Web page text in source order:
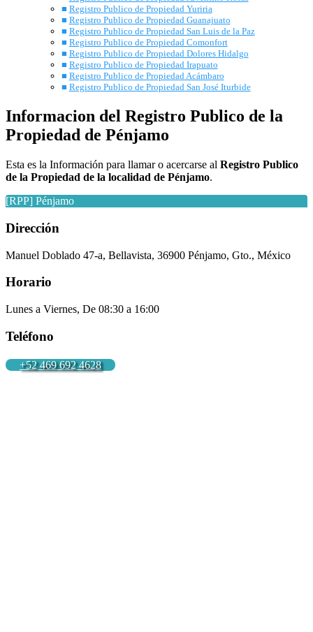
Registro Publico de Propiedad Yuriria
Registro Publico de Propiedad Guanajuato
Registro Publico de Propiedad San Luis de la Paz
Registro Publico de Propiedad Comonfort
Registro Publico de Propiedad Dolores Hidalgo
Registro Publico de Propiedad Irapuato
Registro Publico de Propiedad Acámbaro
Registro Publico de Propiedad San José Iturbide
Informacion del Registro Publico de la
Propiedad de Pénjamo
Esta es la Información para llamar o acercarse al Registro Publico
de la Propiedad de la localidad de Pénjamo.
[RPP] Pénjamo
Dirección
Manuel Doblado 47-a, Bellavista, 36900 Pénjamo, Gto., México
Horario
Lunes a Viernes, De 08:30 a 16:00
Teléfono
+52 469 692 4628